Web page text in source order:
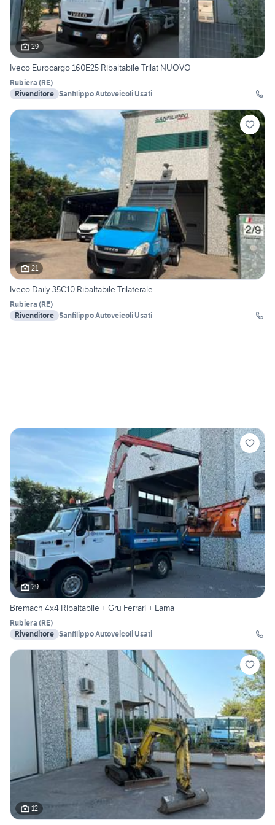
29
Iveco Eurocargo 160E25 Ribaltabile Trilat NUOVO
Rubiera (RE)
Rivenditore Sanfilippo Autoveicoli Usati
21
Iveco Daily 35C10 Ribaltabile Trilaterale
Rubiera (RE)
Rivenditore Sanfilippo Autoveicoli Usati
29
Bremach 4x4 Ribaltabile + Gru Ferrari + Lama
Rubiera (RE)
Rivenditore Sanfilippo Autoveicoli Usati
12